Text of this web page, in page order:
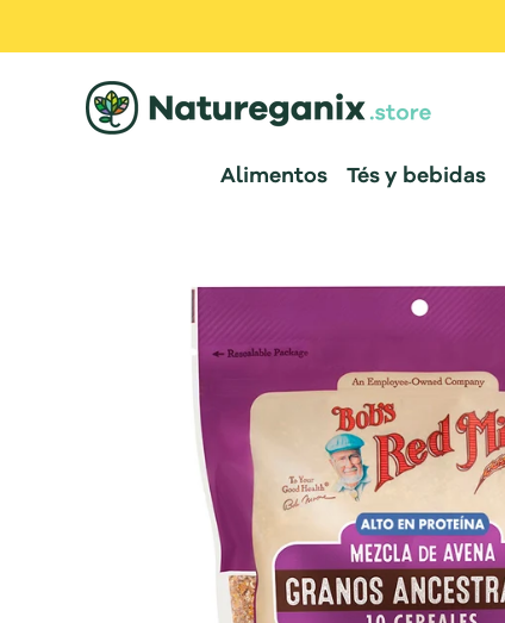
Alimentos Tés y bebidas